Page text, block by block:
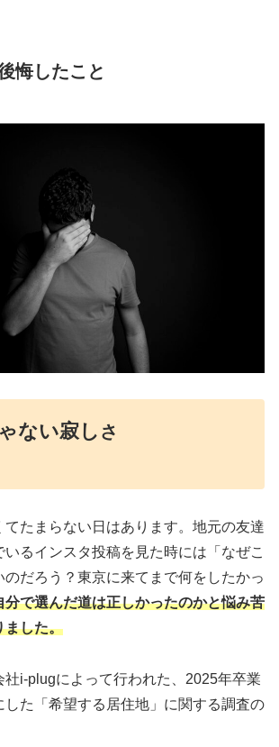
悔したこと
ない寂し さ
てたまらない日はあります。地元の友達
るインスタ投稿を見た時には「なぜこ
のだろう？東京に来てまで何をしたかっ
分で選んだ道は正しかったのかと悩み苦
ました。
社i-plugによって行われた、2025年卒業
した「希望する居住地」に関する調査の